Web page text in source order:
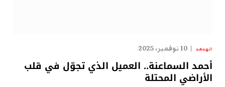
الهدهد 10 نوفمبر، 2025
أحمد السماعنة.. العميل الذي تجوّل في قلب
الأراضي المحتلة